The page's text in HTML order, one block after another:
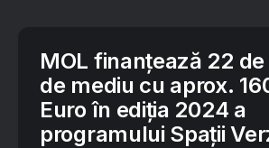
MOL finanțează 22
de mediu cu aprox.
Euro în ediția 2024 a
programului Spații